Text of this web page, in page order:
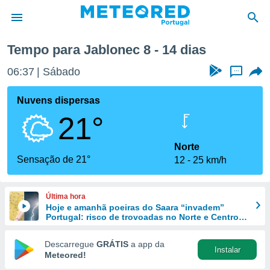
da
foi
fornecidas
a este
das
e
forma
digital
Tempo para Jablonec 8 - 14 dias
06:37 Sábado ...
Nuvens dispersas
21°
Sensação de 21°
Norte
12
25 km/h
Última hora
Hoje e amanhã poeiras do Saara “invadem”
Portugal: risco de trovoadas no Norte e Centro
Descarregue GRÁTIS a app da
Meteored!
Instalar